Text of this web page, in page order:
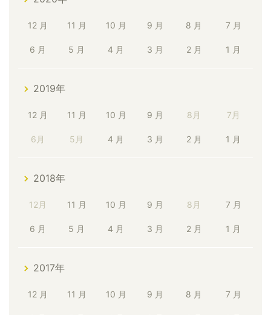
12 月 11 月 10 月 9 月 8 月 7 月
6 月 5 月 4 月 3 月 2 月 1 月
2019年
12 月 11 月 10 月 9 月 8月 7月
6月 5月 4 月 3 月 2 月 1 月
2018年
12月 11 月 10 月 9 月 8月 7 月
6 月 5 月 4 月 3 月 2 月 1 月
2017年
12 月 11 月 10 月 9 月 8 月 7 月